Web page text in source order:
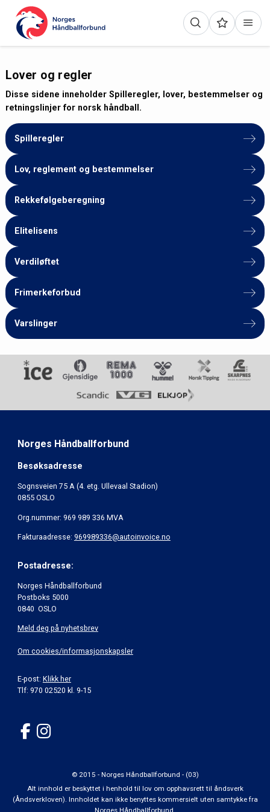
Lover og regler
Disse sidene inneholder Spilleregler, lover, bestemmelser og
retningslinjer for norsk håndball.
Spilleregler
Lov, reglement og bestemmelser
Rekkefølgeberegning
Elitelisens
Verdiløftet
Frimerkeforbud
Varslinger
Norges Håndballforbund
Besøksadresse
Sognsveien 75 A (4. etg. Ullevaal Stadion)
0855 OSLO
Org.nummer: 969 989 336 MVA
Fakturaadresse: 969989336@autoinvoice.no
Postadresse:
Norges Håndballforbund
Postboks 5000
0840 OSLO
Meld deg på nyhetsbrev
Om cookies/informasjonskapsler
E-post: Klikk her
Tlf: 970 02520 kl. 9-15
© 2015 - Norges Håndballforbund - (03)
Alt innhold er beskyttet i henhold til lov om opphavsrett til åndsverk
(Åndsverkloven). Innholdet kan ikke benyttes kommersielt uten samtykke fra
Norges Håndballforbund.